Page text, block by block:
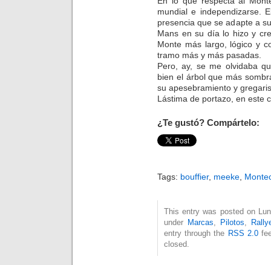
mundial e independizarse.
presencia que se adapte a
Mans en su día lo hizo y
Monte más largo, lógico y
tramo más y más pasadas.
Pero, ay, se me olvidaba
bien el árbol que más
su apesebramiento y
Lástima de portazo, en este
¿Te gustó? Compártelo:
Tags: bouffier, meeke
This entry was posted on
under Marcas, Pilotos,
entry through the RSS 2.0
closed.